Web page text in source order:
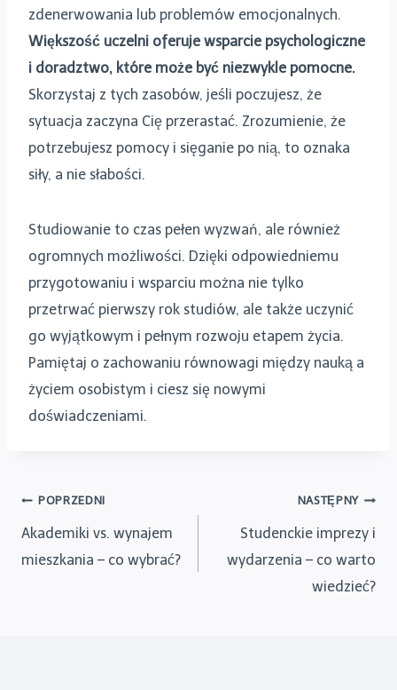
zdenerwowania lub problemów emocjonalnych.
Większość uczelni oferuje wsparcie psychologiczne
i doradztwo, które może być niezwykle pomocne.
Skorzystaj z tych zasobów, jeśli poczujesz, że
sytuacja zaczyna Cię przerastać. Zrozumienie, że
potrzebujesz pomocy i sięganie po nią, to oznaka
siły, a nie słabości.
Studiowanie to czas pełen wyzwań, ale również
ogromnych możliwości. Dzięki odpowiedniemu
przygotowaniu i wsparciu można nie tylko
przetrwać pierwszy rok studiów, ale także uczynić
go wyjątkowym i pełnym rozwoju etapem życia.
Pamiętaj o zachowaniu równowagi między nauką a
życiem osobistym i ciesz się nowymi
doświadczeniami.
Nawigacja
wpisu
POPRZEDNI
Akademiki vs. wynajem
mieszkania – co wybrać?
NASTĘPNY
Studenckie imprezy i
wydarzenia – co warto
wiedzieć?